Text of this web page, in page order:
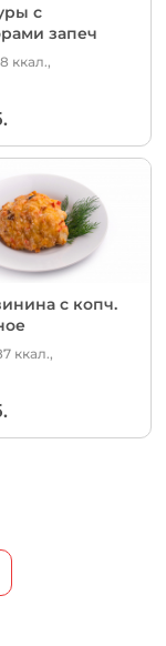
с
запеч
ккал.,
с копч.
ккал.,